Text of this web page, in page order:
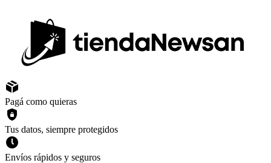
Pagá como quieras
Tus datos, siempre protegidos
Envíos rápidos y seguros